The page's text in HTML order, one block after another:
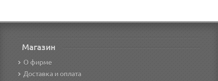
Магазин
О фирме
Доставка и оплата